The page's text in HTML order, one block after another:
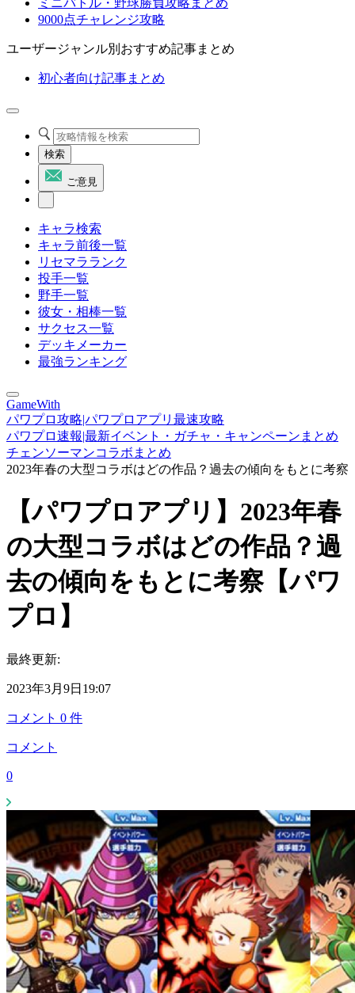
ミニバトル・野球勝負攻略まとめ
9000点チャレンジ攻略
ユーザージャンル別おすすめ記事まとめ
初心者向け記事まとめ
検索
ご意見
キャラ検索
キャラ前後一覧
リセマラランク
投手一覧
野手一覧
彼女・相棒一覧
サクセス一覧
デッキメーカー
最強ランキング
GameWith
パワプロ攻略|パワプロアプリ最速攻略
パワプロ速報|最新イベント・ガチャ・キャンペーンまとめ
チェンソーマンコラボまとめ
2023年春の大型コラボはどの作品？過去の傾向をもとに考察
【パワプロアプリ】2023年春
の大型コラボはどの作品？過
去の傾向をもとに考察【パワ
プロ】
最終更新:
2023年3月9日19:07
コメント 0 件
コメント
0